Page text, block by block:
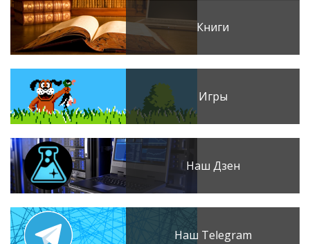
Книги
Игры
Наш Дзен
Наш Telegram